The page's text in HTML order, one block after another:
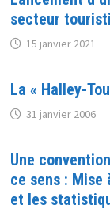
secteur
15 janvier 2021
La « Halley-
31 janvier 2006
Une
ce sens : Mise
et les